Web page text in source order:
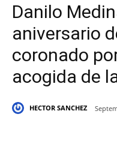
Danilo
aniversario
coronado
acogida de
HECTOR SANCHEZ